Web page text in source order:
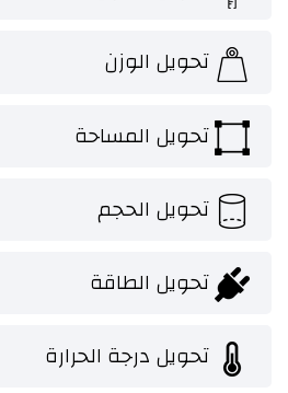
تحويل الوزن
تحويل المساحة
تحويل الحجم
تحويل الطاقة
تحويل درجة الحرارة